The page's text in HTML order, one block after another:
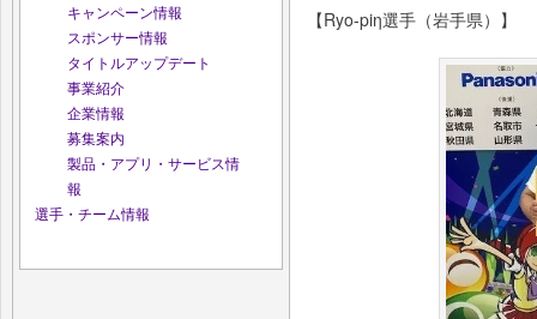
キャンペーン情報
スポンサー情報
タイトルアップデート
事業紹介
企業情報
募集案内
製品・アプリ・サービス情
報
選手・チーム情報
【Ryo-piη選手（岩手県）】